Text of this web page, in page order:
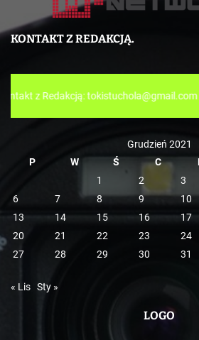
e
i
e
KONTAKT Z REDAKCJĄ.
tokistuchola@gmail.com /////
Grudzień 2021
P
W Ś C
1
2 3
6
7 8 9 10
13
14 15 16 17
20
21 22 23 24
27
28 29 30 31
« Lis Sty »
LOGO